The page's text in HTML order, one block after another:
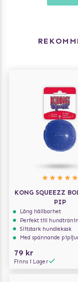
KONG SQUEEZZ
PIP
Lång hållbarhet
Perfekt till
Slitstark hundleksak
Med spännande
79 kr
Finns i Lager